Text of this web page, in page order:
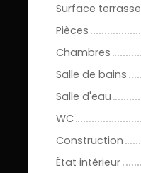
Surface terrasse
Pièces
Chambres
Salle de bains
Salle d'eau
WC
Construction
État intérieur